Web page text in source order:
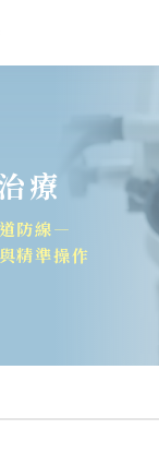
療
防線―
精準操作